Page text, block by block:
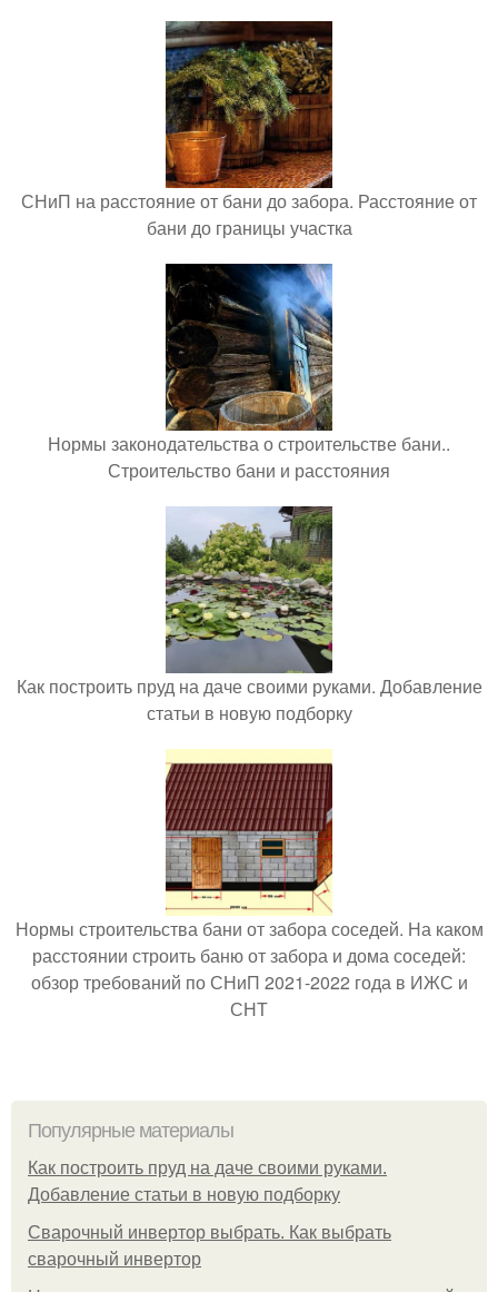
СНиП на расстояние от бани до забора. Расстояние от
бани до границы участка
Нормы законодательства о строительстве бани..
Строительство бани и расстояния
Как построить пруд на даче своими руками. Добавление
статьи в новую подборку
Нормы строительства бани от забора соседей. На каком
расстоянии строить баню от забора и дома соседей:
обзор требований по СНиП 2021-2022 года в ИЖС и
СНТ
Популярные материалы
Как построить пруд на даче своими руками.
Добавление статьи в новую подборку
Сварочный инвертор выбрать. Как выбрать
сварочный инвертор